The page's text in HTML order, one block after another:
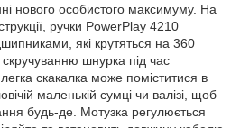
нового особистого максимуму. На
ручки PowerPlay 4210
які крутяться на 360
скручуванню шнурка під час
скакалка може поміститися в
маленькій сумці чи валізі, щоб
будь-де. Мотузка регулюється